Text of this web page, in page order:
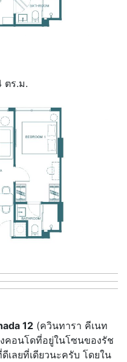
ตร.ม.
12 (ควินทารา คีเนท
คอนโดที่อยู่ในโซนของรัช
เลยที่เดียวนะครับ โดยใน